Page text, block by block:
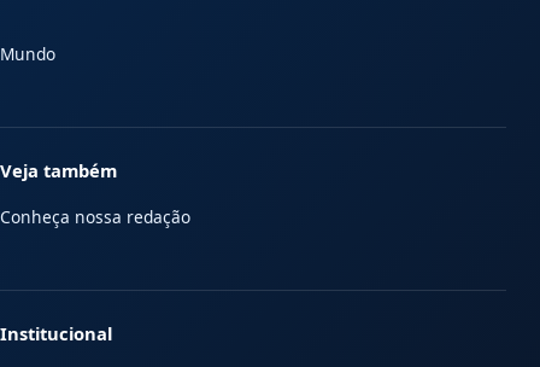
Mundo
Veja também
Conheça nossa redação
Institucional